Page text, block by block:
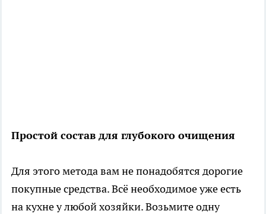
Простой состав для глубокого очищения
Для этого метода вам не понадобятся дорогие
покупные средства. Всё необходимое уже есть
на кухне у любой хозяйки. Возьмите одну